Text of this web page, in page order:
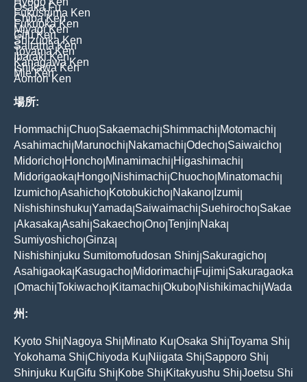
Osaka Fu
Fukushima Ken
Chiba Ken
Fukuoka Ken
Miyagi Ken
Gifu Ken
Shizuoka Ken
Saitama Ken
Toyama Ken
Ibaraki Ken
Kanagawa Ken
Ishikawa Ken
Mie Ken
Aomori Ken
場所:
Hommachi Chuo Sakaemachi Shimmachi Motomachi
Asahimachi Marunochi Nakamachi Odecho Saiwaicho
Midoricho Honcho Minamimachi Higashimachi
Midorigaoka Hongo Nishimachi Chuocho Minatomachi
Izumicho Asahicho Kotobukicho Nakano Izumi
Nishishinshuku Yamada Saiwaimachi Suehirocho Sakae
Akasaka Asahi Sakaecho Ono Tenjin Naka
Sumiyoshicho Ginza
Nishishinjuku Sumitomofudosan Shinj Sakuragicho
Asahigaoka Kasugacho Midorimachi Fujimi Sakuragaoka
Omachi Tokiwacho Kitamachi Okubo Nishikimachi Wada
州:
Kyoto Shi Nagoya Shi Minato Ku Osaka Shi Toyama Shi
Yokohama Shi Chiyoda Ku Niigata Shi Sapporo Shi
Shinjuku Ku Gifu Shi Kobe Shi Kitakyushu Shi Joetsu Shi